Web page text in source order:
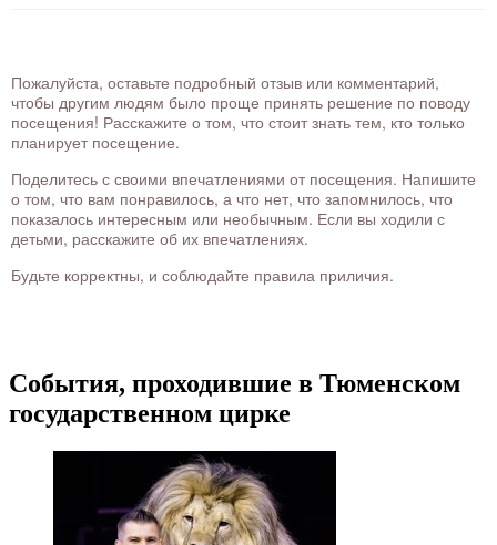
Пожалуйста, оставьте подробный отзыв или комментарий,
чтобы другим людям было проще принять решение по поводу
посещения! Расскажите о том, что стоит знать тем, кто только
планирует посещение.
Поделитесь с своими впечатлениями от посещения. Напишите
о том, что вам понравилось, а что нет, что запомнилось, что
показалось интересным или необычным. Если вы ходили с
детьми, расскажите об их впечатлениях.
Будьте корректны, и соблюдайте правила приличия.
События, проходившие в Тюменском
государственном цирке